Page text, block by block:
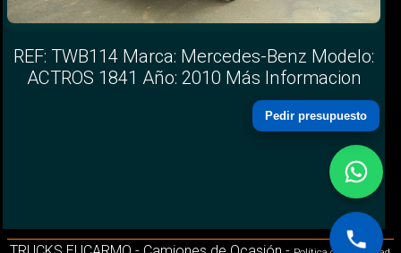
REF: TWB114 Marca: Mercedes-Benz Modelo:
ACTROS 1841 Año: 2010 Más Informacion
Pedir presupuesto